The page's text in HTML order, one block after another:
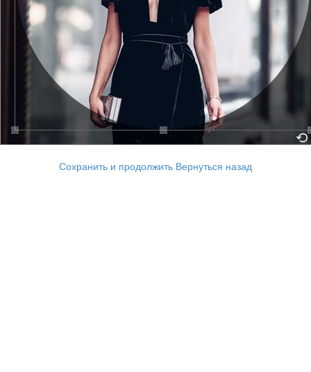
Сохранить и продолжить Вернуться назад